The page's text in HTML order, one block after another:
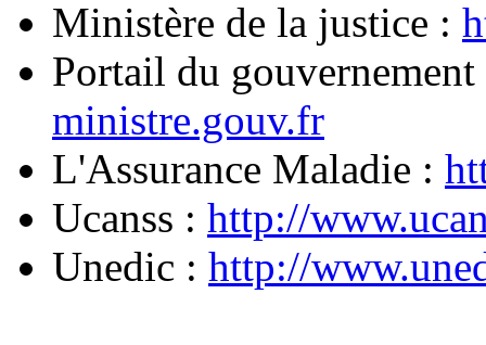
Ministère de la justice :
Portail du
ministre.gouv.fr
L'Assurance Maladie :
Ucanss : http://
Unedic : http://